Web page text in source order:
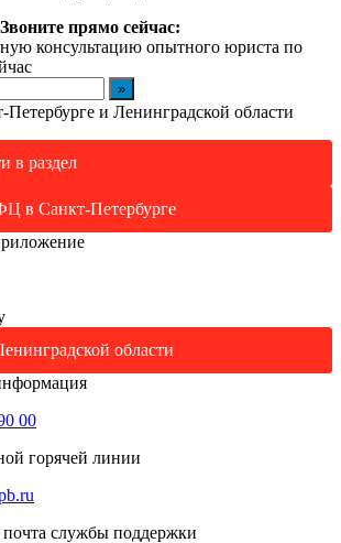
прямо сейчас:
консультацию опытного юриста по
и Ленинградской области
в раздел
в Санкт-Петербурге
области
00
горячей линии
почта службы поддержки